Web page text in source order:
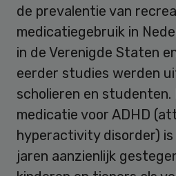
de prevalentie van
medicatiegebruik in
in de Verenigde Staten
eerder studies werden
scholieren en
medicatie voor ADHD
hyperactivity disorder)
jaren aanzienlijk